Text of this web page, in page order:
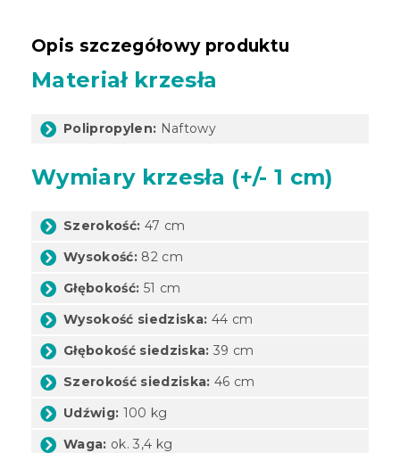
Opis szczegółowy produktu
Materiał krzesła
Polipropylen: Naftowy
Wymiary krzesła (+/- 1 cm)
Szerokość: 47 cm
Wysokość: 82 cm
Głębokość: 51 cm
Wysokość siedziska: 44 cm
Głębokość siedziska: 39 cm
Szerokość siedziska: 46 cm
Udźwig: 100 kg
Waga: ok. 3,4 kg